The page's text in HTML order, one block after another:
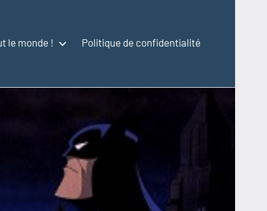
le monde ! Politique de confidentialité